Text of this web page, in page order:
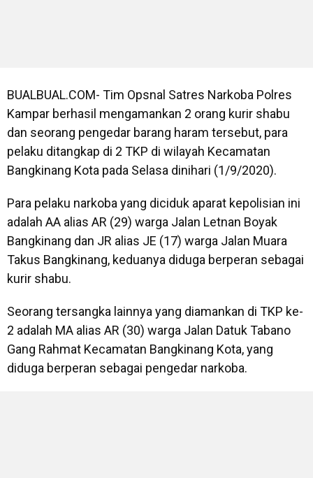
BUALBUAL.COM- Tim Opsnal Satres Narkoba Polres
Kampar berhasil mengamankan 2 orang kurir shabu
dan seorang pengedar barang haram tersebut, para
pelaku ditangkap di 2 TKP di wilayah Kecamatan
Bangkinang Kota pada Selasa dinihari (1/9/2020).
Para pelaku narkoba yang diciduk aparat kepolisian ini
adalah AA alias AR (29) warga Jalan Letnan Boyak
Bangkinang dan JR alias JE (17) warga Jalan Muara
Takus Bangkinang, keduanya diduga berperan sebagai
kurir shabu.
Seorang tersangka lainnya yang diamankan di TKP ke-
2 adalah MA alias AR (30) warga Jalan Datuk Tabano
Gang Rahmat Kecamatan Bangkinang Kota, yang
diduga berperan sebagai pengedar narkoba.